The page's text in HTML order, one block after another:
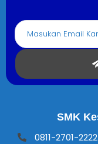
SMK
0811-2701-2222